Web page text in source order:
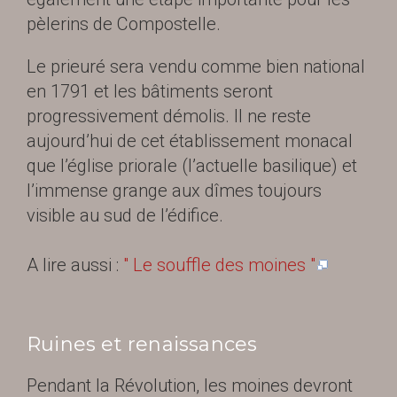
pèlerins de Compostelle.
Le prieuré sera vendu comme bien national
en 1791 et les bâtiments seront
progressivement démolis. Il ne reste
aujourd’hui de cet établissement monacal
que l’église priorale (l’actuelle basilique) et
l’immense grange aux dîmes toujours
visible au sud de l’édifice.
A lire aussi : " Le souffle des moines "
Ruines et renaissances
Pendant la Révolution, les moines devront